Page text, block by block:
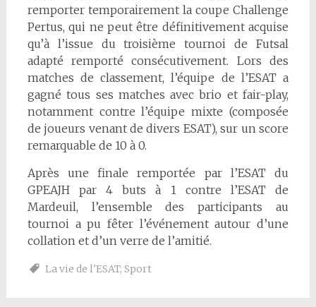
remporter temporairement la coupe Challenge
Pertus, qui ne peut être définitivement acquise
qu’à l’issue du troisième tournoi de Futsal
adapté remporté consécutivement. Lors des
matches de classement, l’équipe de l’ESAT a
gagné tous ses matches avec brio et fair-play,
notamment contre l’équipe mixte (composée
de joueurs venant de divers ESAT), sur un score
remarquable de 10 à 0.
Après une finale remportée par l’ESAT du
GPEAJH par 4 buts à 1 contre l’ESAT de
Mardeuil, l’ensemble des participants au
tournoi a pu fêter l’événement autour d’une
collation et d’un verre de l’amitié.
La vie de l'ESAT, Sport